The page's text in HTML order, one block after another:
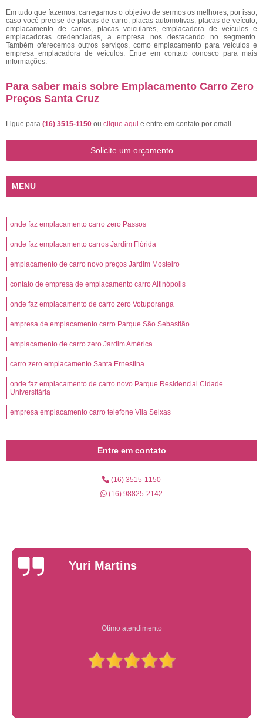
Em tudo que fazemos, carregamos o objetivo de sermos os melhores, por isso,
caso você precise de placas de carro, placas automotivas, placas de veículo,
emplacamento de carros, placas veiculares, emplacadora de veículos e
emplacadoras credenciadas, a empresa nos destacando no segmento.
Também oferecemos outros serviços, como emplacamento para veículos e
empresa emplacadora de veículos. Entre em contato conosco para mais
informações.
Para saber mais sobre Emplacamento Carro Zero
Preços Santa Cruz
Ligue para (16) 3515-1150 ou clique aqui e entre em contato por email.
Solicite um orçamento
MENU
onde faz emplacamento carro zero Passos
onde faz emplacamento carros Jardim Flórida
emplacamento de carro novo preços Jardim Mosteiro
contato de empresa de emplacamento carro Altinópolis
onde faz emplacamento de carro zero Votuporanga
empresa de emplacamento carro Parque São Sebastião
emplacamento de carro zero Jardim América
carro zero emplacamento Santa Ernestina
onde faz emplacamento de carro novo Parque Residencial Cidade
Universitária
empresa emplacamento carro telefone Vila Seixas
Entre em contato
(16) 3515-1150
(16) 98825-2142
Yuri Martins
Ótimo atendimento